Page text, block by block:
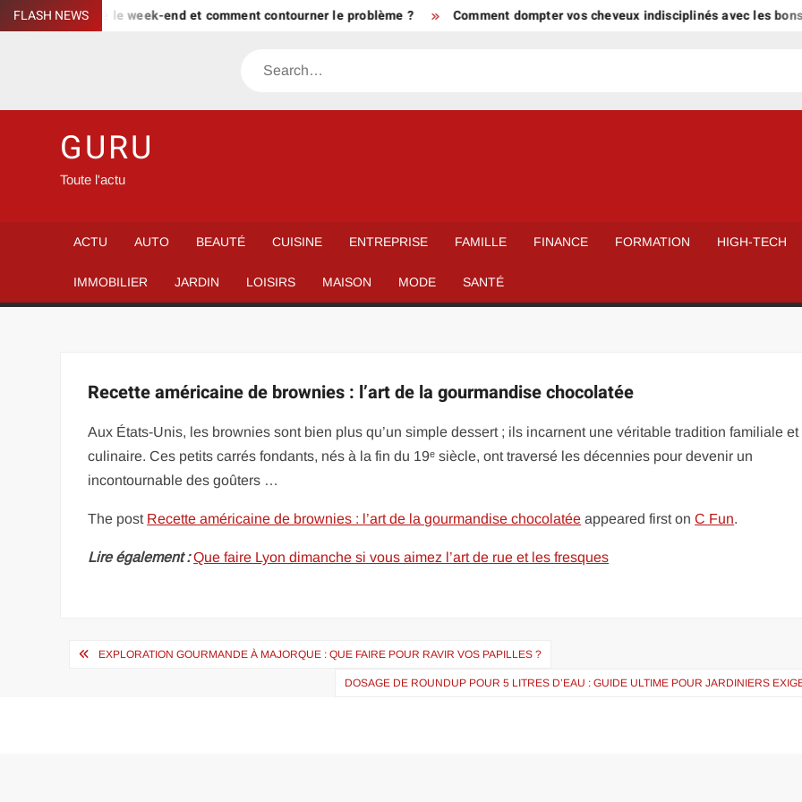
Skip
to
FLASH NEWS
est bloqué le week-end et comment contourner le problème ? Comment dompter vos cheveux indisciplinés avec les bons
Search
GURU
Toute l'actu
ACTU AUTO BEAUTÉ CUISINE ENTREPRISE FAMILLE FINANCE FORMATION HIGH-TECH
IMMOBILIER JARDIN LOISIRS MAISON MODE SANTÉ
Recette américaine de brownies : l’art de la gourmandise chocolatée
Aux États-Unis, les brownies sont bien plus qu’un simple dessert ; ils incarnent une véritable tradition familiale et
culinaire. Ces petits carrés fondants, nés à la fin du 19ᵉ siècle, ont traversé les décennies pour devenir un
incontournable des goûters …
The post Recette américaine de brownies : l’art de la gourmandise chocolatée appeared first onC Fun.
Lire également : Que faire Lyon dimanche si vous aimez l’art de rue et les fresques
Navigation
EXPLORATION GOURMANDE À MAJORQUE : QUE FAIRE POUR RAVIR VOS PAPILLES ?
DOSAGE DE ROUNDUP POUR 5 LITRES D’EAU : GUIDE ULTIME POUR JARDINIERS